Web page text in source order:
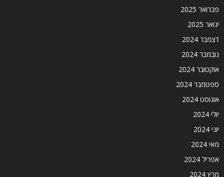
פברואר 2025
ינואר 2025
דצמבר 2024
נובמבר 2024
אוקטובר 2024
ספטמבר 2024
אוגוסט 2024
יולי 2024
יוני 2024
מאי 2024
אפריל 2024
מרץ 2024